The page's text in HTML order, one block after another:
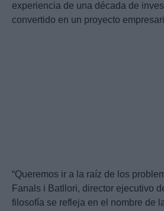
experiencia de una década de
convertido en un proyecto
“Queremos ir a la raíz de los
Fanals i Batllori, director ejecutivo
filosofía se refleja en el nombre de